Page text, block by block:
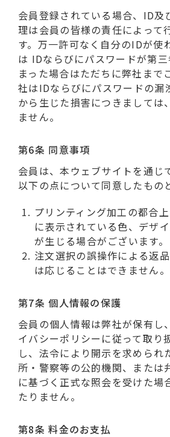
会員登録されている場合、ID及
理は会員の皆様の責任によって
す。万一許可なく自分のIDが使
は IDならびにパスワードが第
まった場合はただちに弊社まで
社はIDならびにパスワードの漏
から生じた損害につきましては
ません。
第6条 同意事項
会員は、本ウェブサイトを通じ
以下の点について同意したもの
プリンティング加工の都合
に表示されている色、デザ
が生じる場合がございます。
注文選択の誤操作による返
は応じることはできません。
第7条 個人情報の保護
会員の個人情報は弊社が保有し
イバシーポリシーに従って取り
し、法令により開示を求められ
所・警察等の公的機関、または
に基づく正式な照会を受けた場
たりません。
第8条 料金のお支払